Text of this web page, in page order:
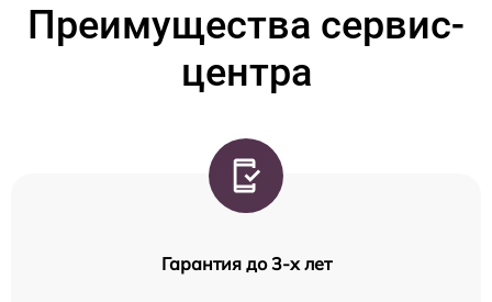
Преимущества сервис-
центра
Гарантия до 3-х лет